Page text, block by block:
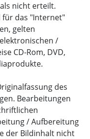
nicht erteilt.
für das "Internet"
gelten
/
CD-Rom, DVD,
des
Bearbeitungen
/ Aufbereitung
der Bildinhalt nicht